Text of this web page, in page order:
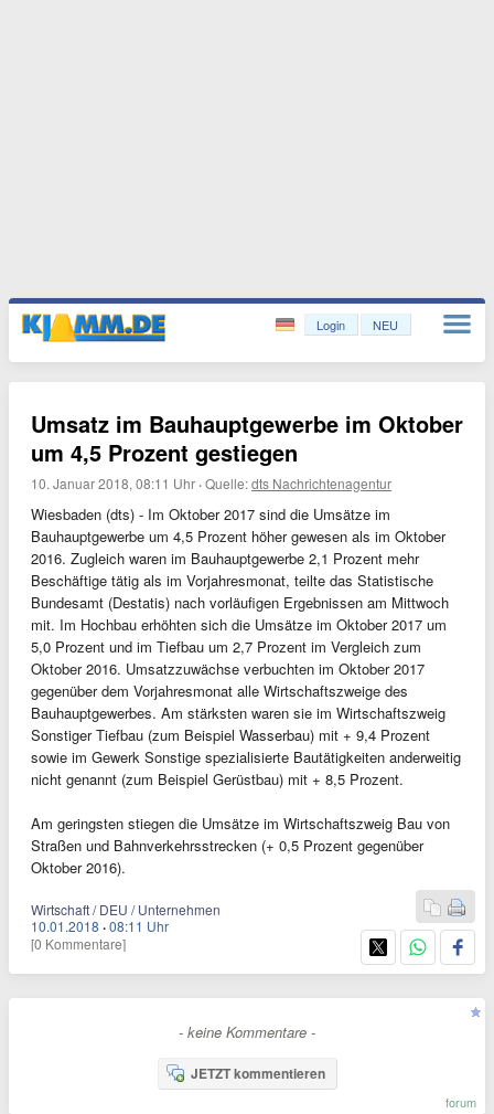
Login NEU
Umsatz im Bauhauptgewerbe im Oktober
um 4,5 Prozent gestiegen
10. Januar 2018, 08:11 Uhr ·Quelle:dts Nachrichtenagentur
Wiesbaden (dts) - Im Oktober 2017 sind die Umsätze im
Bauhauptgewerbe um 4,5 Prozent höher gewesen als im Oktober
2016. Zugleich waren im Bauhauptgewerbe 2,1 Prozent mehr
Beschäftige tätig als im Vorjahresmonat, teilte das Statistische
Bundesamt (Destatis) nach vorläufigen Ergebnissen am Mittwoch
mit. Im Hochbau erhöhten sich die Umsätze im Oktober 2017 um
5,0 Prozent und im Tiefbau um 2,7 Prozent im Vergleich zum
Oktober 2016. Umsatzzuwächse verbuchten im Oktober 2017
gegenüber dem Vorjahresmonat alle Wirtschaftszweige des
Bauhauptgewerbes. Am stärksten waren sie im Wirtschaftszweig
Sonstiger Tiefbau (zum Beispiel Wasserbau) mit + 9,4 Prozent
sowie im Gewerk Sonstige spezialisierte Bautätigkeiten anderweitig
nicht genannt (zum Beispiel Gerüstbau) mit + 8,5 Prozent.
Am geringsten stiegen die Umsätze im Wirtschaftszweig Bau von
Straßen und Bahnverkehrsstrecken (+ 0,5 Prozent gegenüber
Oktober 2016).
Wirtschaft / DEU / Unternehmen
10.01.2018 ·08:11 Uhr
[0 Kommentare]
- keine Kommentare -
JETZT kommentieren
forum